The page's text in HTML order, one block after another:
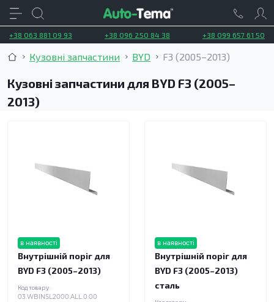
+38 063 881 09 93 +38 096 250 84 38 +38 099 657 61 50
Кузовні запчастини BYD F3 (2005–2013)
Кузовні запчастини для BYD F3 (2005–
2013)
в наявності
Внутрішній поріг для
BYD F3 (2005–2013)
Код товару:
03.WBINSL2000.ALL.0.00
в наявності
Внутрішній поріг для
BYD F3 (2005–2013)
сталь